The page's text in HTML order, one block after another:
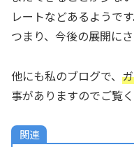
レートなどあるようです
つまり、今後の展開に
他にも私のブログで、
事がありますのでご覧く
関連